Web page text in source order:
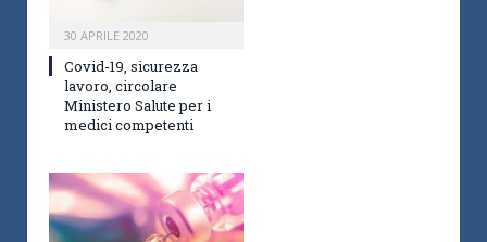
30 APRILE 2020
Covid-19, sicurezza
lavoro, circolare
Ministero Salute per i
medici competenti